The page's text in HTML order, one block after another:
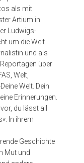
als mit
Artium in
Ludwigs-
um die Welt
und als
über
Welt,
Welt. Dein
Erinnerungen.
du lässt all
In ihrem
Geschichte
Mut und